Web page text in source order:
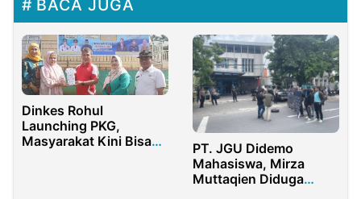
BACA JUGA
Dinkes Rohul
Launching PKG,
Masyarakat Kini Bisa
PT. JGU Didemo
Mahasiswa, Mirza
Muttaqien Diduga